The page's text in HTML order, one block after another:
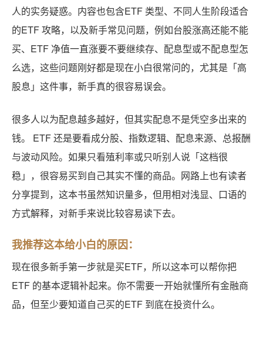
人的实务疑惑。内容也包含ETF 类型、不同人生阶段适合
的ETF 攻略，以及新手常见问题，例如台股涨高还能不能
买、ETF 净值一直涨要不要继续存、配息型或不配息型怎
么选，这些问题刚好都是现在小白很常问的，尤其是「高
股息」这件事，新手真的很容易误会。
很多人以为配息越多越好，但其实配息不是凭空多出来的
钱。 ETF 还是要看成分股、指数逻辑、配息来源、总报酬
与波动风险。如果只看殖利率或只听别人说「这档很
稳」，很容易买到自己其实不懂的商品。网路上也有读者
分享提到，这本书虽然知识量多，但用相对浅显、口语的
方式解释，对新手来说比较容易读下去。
我推荐这本给小白的原因：
现在很多新手第一步就是买ETF，所以这本可以帮你把
ETF 的基本逻辑补起来。你不需要一开始就懂所有金融商
品，但至少要知道自己买的ETF 到底在投资什么。